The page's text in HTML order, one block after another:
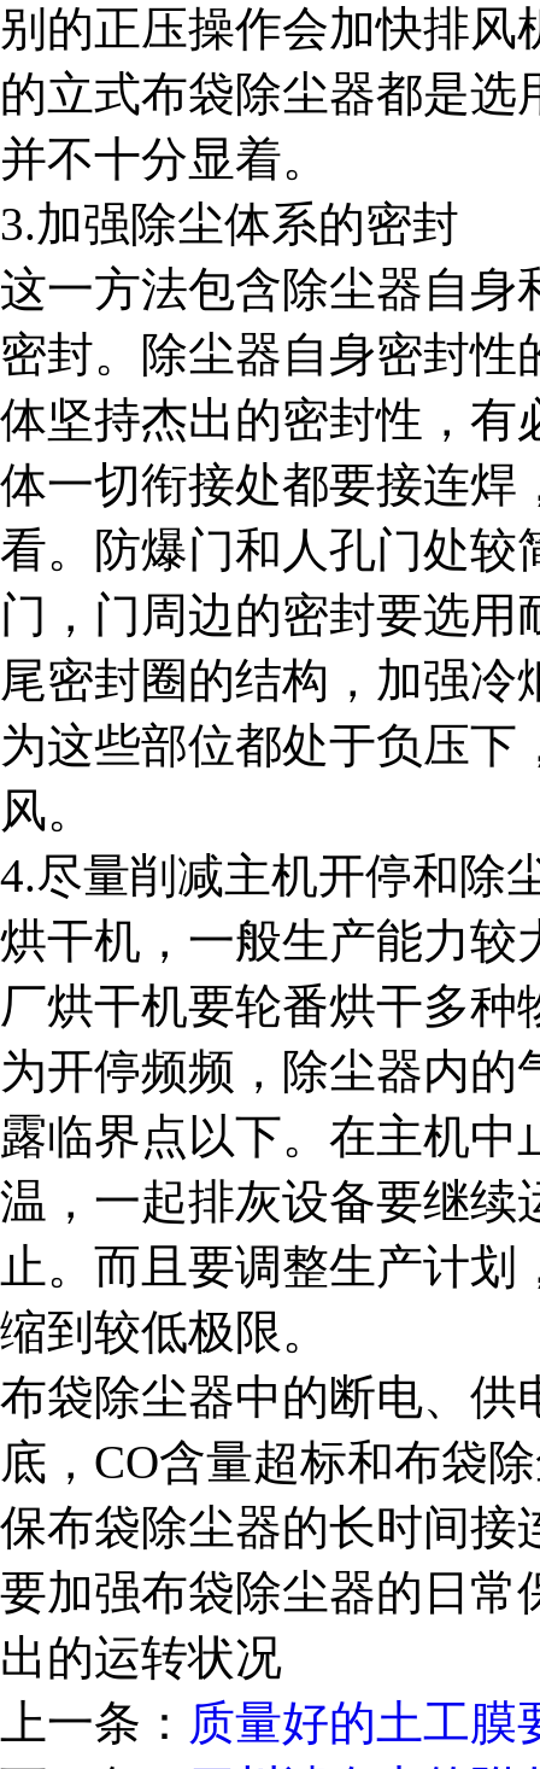
别的正压操作会加快排
的立式布袋除尘器都是
并不十分显着。
3.加强除尘体系的密封
这一方法包含除尘器自身
密封。除尘器自身密封
体坚持杰出的密封性，有
体一切衔接处都要接连焊
看。防爆门和人孔门处较
门，门周边的密封要选
尾密封圈的结构，加强
为这些部位都处于负压
风。
4.尽量削减主机开停和除
烘干机，一般生产能力较
厂烘干机要轮番烘干多
为开停频频，除尘器内
露临界点以下。在主机
温，一起排灰设备要继续
止。而且要调整生产计
缩到较低极限。
布袋除尘器中的断电、供
底，CO含量超标和布袋
保布袋除尘器的长时间接
要加强布袋除尘器的日常
出的运转状况
上一条： 质量好的土工膜